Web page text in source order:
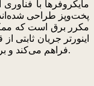
مایکروفرها با
پخت‌وپز طراحی
مکرر برق است که
اینورتر جریان ثابتی
فراهم می‌کند و برای یخ‌زدایی و پخت‌وپز ظریف نیز عالی است.